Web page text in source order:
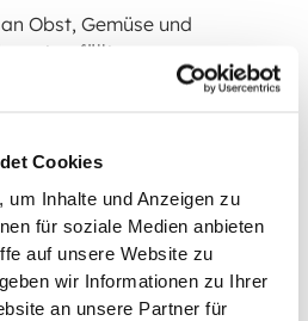
Cookies
um Inhalte und Anzeigen zu
für soziale Medien anbieten
auf unsere Website zu
wir Informationen zu Ihrer
an unsere Partner für
Obst, Gemüse und
gut gefüllt
Energieverbrauch und
– ein unverzichtbarer Faktor